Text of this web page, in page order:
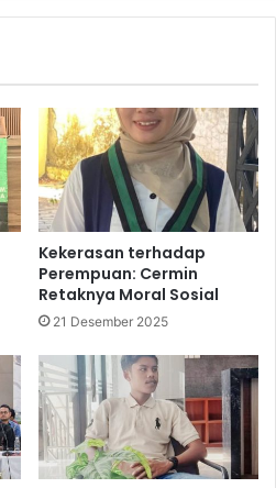
Kekerasan terhadap
Perempuan: Cermin
Retaknya Moral Sosial
21 Desember 2025